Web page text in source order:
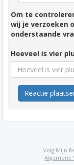
Om te
wij je verzoeken
onderstaande
Hoeveel is vier
Reactie
Volg Mijn
Algemene